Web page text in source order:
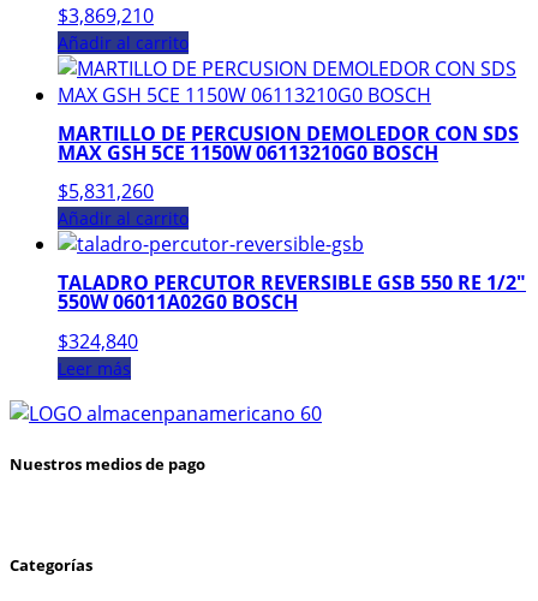
$3,869,210
Añadir al carrito
MARTILLO DE PERCUSION DEMOLEDOR CON SDS
MAX GSH 5CE 1150W 06113210G0 BOSCH
$5,831,260
Añadir al carrito
TALADRO PERCUTOR REVERSIBLE GSB 550 RE 1/2″
550W 06011A02G0 BOSCH
$324,840
Leer más
Nuestros medios de pago
Categorías